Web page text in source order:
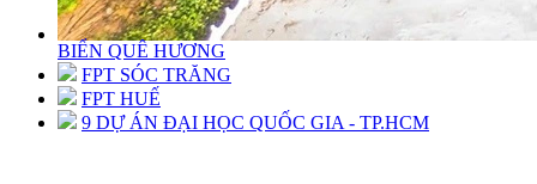
BIỂN QUÊ HƯƠNG
FPT SÓC TRĂNG
FPT HUẾ
9 DỰ ÁN ĐẠI HỌC QUỐC GIA - TP.HCM